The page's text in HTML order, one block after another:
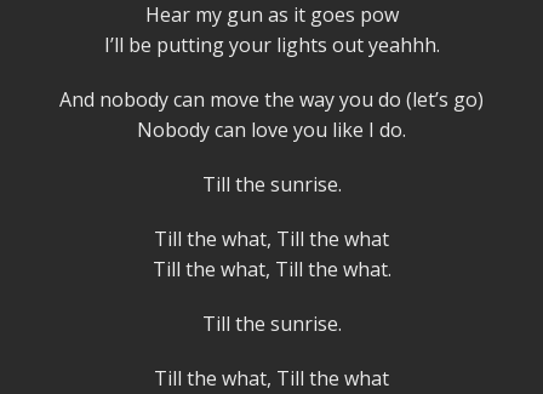
Hear my gun as it goes pow
I’ll be putting your lights out yeahhh.
And nobody can move the way you do (let’s go)
Nobody can love you like I do.
Till the sunrise.
Till the what, Till the what
Till the what, Till the what.
Till the sunrise.
Till the what, Till the what